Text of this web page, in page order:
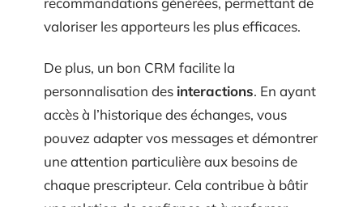
recommandations générées, permettant de
valoriser les apporteurs les plus efficaces.
De plus, un bon CRM facilite la
personnalisation des
interactions
. En ayant
accès à l’historique des échanges, vous
pouvez adapter vos messages et démontrer
une attention particulière aux besoins de
chaque prescripteur. Cela contribue à bâtir